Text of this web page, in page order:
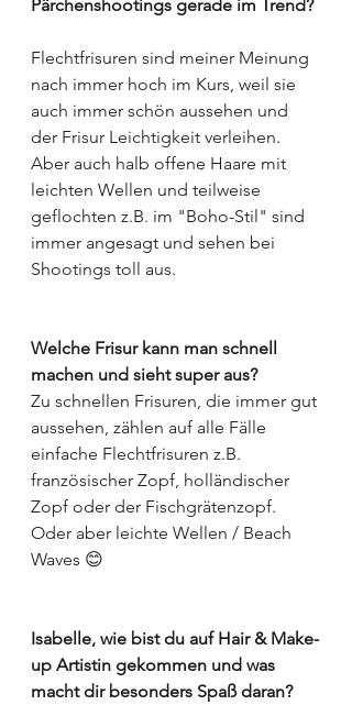
Pärchenshootings gerade im Trend?
Flechtfrisuren sind meiner Meinung
nach immer hoch im Kurs, weil sie
auch immer schön aussehen und
der Frisur Leichtigkeit verleihen.
Aber auch halb offene Haare mit
leichten Wellen und teilweise
geflochten z.B. im "Boho-Stil" sind
immer angesagt und sehen bei
Shootings toll aus.
Welche Frisur kann man schnell
machen und sieht super aus?
Zu schnellen Frisuren, die immer gut
aussehen, zählen auf alle Fälle
einfache Flechtfrisuren z.B.
französischer Zopf, holländischer
Zopf oder der Fischgrätenzopf.
Oder aber leichte Wellen / Beach
Waves 😊
Isabelle, wie bist du auf Hair & Make-
up Artistin gekommen und was
macht dir besonders Spaß daran?